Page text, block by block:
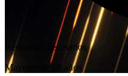
Requisitos necesarios
Mayores de 18 años